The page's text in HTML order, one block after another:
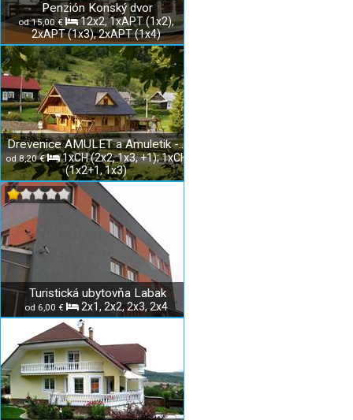
Penzión Konský dvor
od 15,00 €
12x2, 1xAPT (1x2),
2xAPT (1x3), 2xAPT (1x4)
Drevenice AMULET a Amuletik - Slovenský raj
od 8,20 €
1xCH (2x2, 1x3, +1); 1xCH
(1x2+1, 1x3)
Turistická ubytovňa Labak
od 6,00 € 2x1, 2x2, 2x3, 2x4